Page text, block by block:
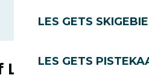
LES GETS
LES GETS
Les Gets